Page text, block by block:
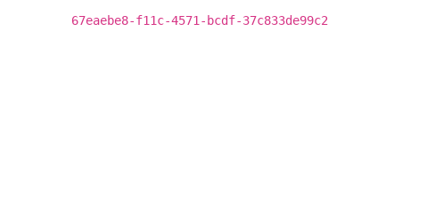
67eaebe8-f11c-4571-bcdf-37c833de99c2